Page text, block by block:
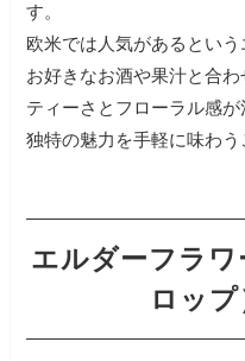
す。
欧米では人気があるという
お好きなお酒や果汁と合
ティーさとフローラル感
独特の魅力を手軽に味わう
エルダーフラ
ロッ